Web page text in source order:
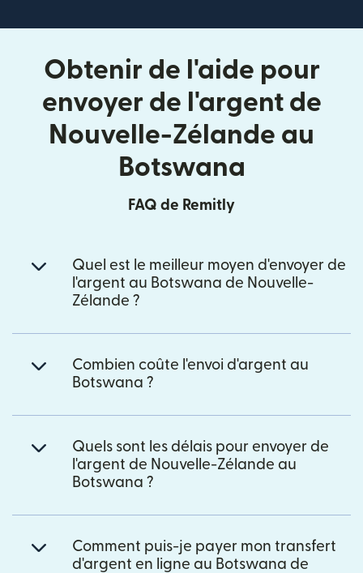
Obtenir de l'aide pour
envoyer de l'argent de
Nouvelle-Zélande au
Botswana
FAQ de Remitly
Quel est le meilleur moyen d'envoyer de
l'argent au Botswana de Nouvelle-
Zélande ?
Combien coûte l'envoi d'argent au
Botswana ?
Quels sont les délais pour envoyer de
l'argent de Nouvelle-Zélande au
Botswana ?
Comment puis-je payer mon transfert
d'argent en ligne au Botswana de